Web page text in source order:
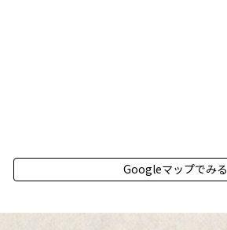
Googleマップでみる